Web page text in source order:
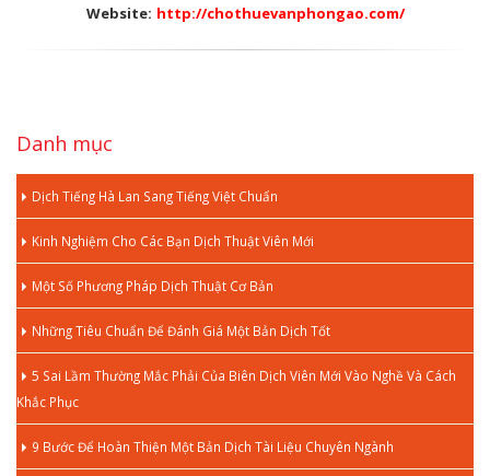
Website: http://chothuevanphongao.com/
Danh mục
Dịch Tiếng Hà Lan Sang Tiếng Việt Chuẩn
Kinh Nghiệm Cho Các Bạn Dịch Thuật Viên Mới
Một Số Phương Pháp Dịch Thuật Cơ Bản
Những Tiêu Chuẩn Để Đánh Giá Một Bản Dịch Tốt
5 Sai Lầm Thường Mắc Phải Của Biên Dịch Viên Mới Vào Nghề Và Cách
Khắc Phục
9 Bước Để Hoàn Thiện Một Bản Dịch Tài Liệu Chuyên Ngành